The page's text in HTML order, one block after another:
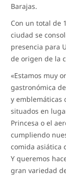
Barajas.
Con un total de
ciudad se
presencia para
de origen de la
«Estamos muy
gastronómica
y emblemáticas
situados en
Princesa o el
cumpliendo
comida asiática
Y queremos
gran variedad